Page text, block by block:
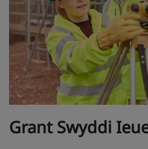
Grant Swyddi